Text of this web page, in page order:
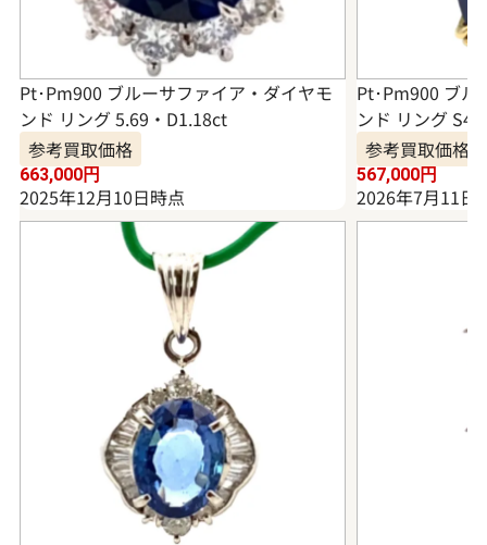
Pt･Pm900 ブルーサファイア・ダイヤモ
ンド リング 5.69・D1.18ct
参考買取価格
663,000円
2025年12月10日時点
Pt･Pm900 ブル
ンド リング
参考買取価格
567,000円
2026年7月11日